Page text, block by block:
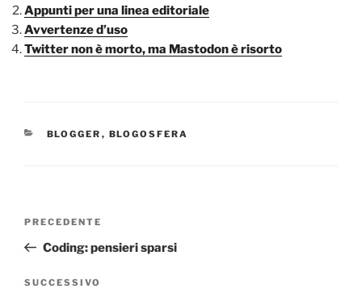
Appunti per una linea editoriale
Avvertenze d’uso
Twitter non è morto, ma Mastodon è risorto
CATEGORIE
BLOGGER , BLOGOSFERA
Navigazione
Articolo
precedente:
PRECEDENTE
Coding: pensieri sparsi
Articolo
SUCCESSIVO